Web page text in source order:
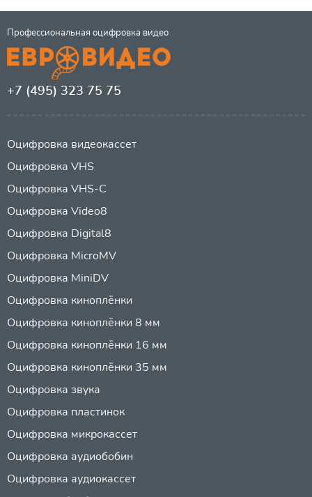
Профессиональная оцифровка видео
+7 (495) 323 75 75
Оцифровка видеокассет
Оцифровка VHS
Оцифровка VHS-C
Оцифровка Video8
Оцифровка Digital8
Оцифровка MicroMV
Оцифровка MiniDV
Оцифровка киноплёнки
Оцифровка киноплёнки 8 мм
Оцифровка киноплёнки 16 мм
Оцифровка киноплёнки 35 мм
Оцифровка звука
Оцифровка пластинок
Оцифровка микрокассет
Оцифровка аудиобобин
Оцифровка аудиокассет